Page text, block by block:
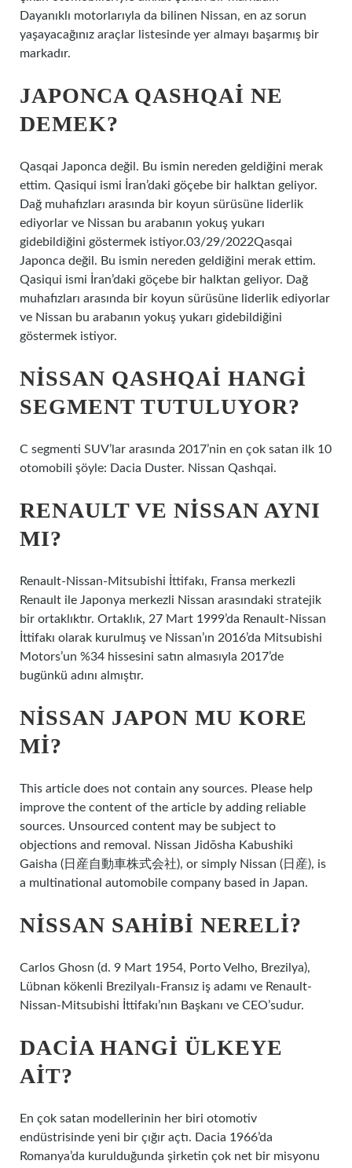
Dayanıklı motorlarıyla da bilinen Nissan, en az sorun
yaşayacağınız araçlar listesinde yer almayı başarmış bir
markadır.
JAPONCA QASHQAI NE
DEMEK?
Qasqai Japonca değil. Bu ismin nereden geldiğini merak
ettim. Qasiqui ismi İran’daki göçebe bir halktan geliyor.
Dağ muhafızları arasında bir koyun sürüsüne liderlik
ediyorlar ve Nissan bu arabanın yokuş yukarı
gidebildiğini göstermek istiyor.03/29/2022Qasqai
Japonca değil. Bu ismin nereden geldiğini merak ettim.
Qasiqui ismi İran’daki göçebe bir halktan geliyor. Dağ
muhafızları arasında bir koyun sürüsüne liderlik ediyorlar
ve Nissan bu arabanın yokuş yukarı gidebildiğini
göstermek istiyor.
NISSAN QASHQAI HANGI
SEGMENT TUTULUYOR?
C segmenti SUV’lar arasında 2017’nin en çok satan ilk 10
otomobili şöyle: Dacia Duster. Nissan Qashqai.
RENAULT VE NISSAN AYNI
MI?
Renault-Nissan-Mitsubishi İttifakı, Fransa merkezli
Renault ile Japonya merkezli Nissan arasındaki stratejik
bir ortaklıktır. Ortaklık, 27 Mart 1999’da Renault-Nissan
İttifakı olarak kurulmuş ve Nissan’ın 2016’da Mitsubishi
Motors’un %34 hissesini satın almasıyla 2017’de
bugünkü adını almıştır.
NISSAN JAPON MU KORE
MI?
This article does not contain any sources. Please help
improve the content of the article by adding reliable
sources. Unsourced content may be subject to
objections and removal. Nissan Jidōsha Kabushiki
Gaisha (日産自動車株式会社), or simply Nissan (日産), is
a multinational automobile company based in Japan.
NISSAN SAHIBI NERELI?
Carlos Ghosn (d. 9 Mart 1954, Porto Velho, Brezilya),
Lübnan kökenli Brezilyalı-Fransız iş adamı ve Renault-
Nissan-Mitsubishi İttifakı’nın Başkanı ve CEO’sudur.
DACIA HANGI ÜLKEYE
AIT?
En çok satan modellerinin her biri otomotiv
endüstrisinde yeni bir çığır açtı. Dacia 1966’da
Romanya’da kurulduğunda şirketin çok net bir misyonu